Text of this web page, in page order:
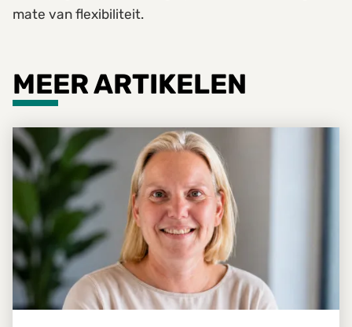
mate van flexibiliteit.
MEER ARTIKELEN
MARJA VAN DER STELT IS ONZE NIEUWE PAYROLL